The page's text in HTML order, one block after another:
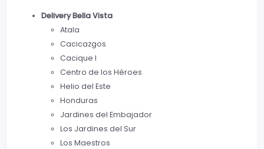
Delivery Bella Vista
Atala
Cacicazgos
Cacique I
Centro de los Héroes
Helio del Este
Honduras
Jardines del Embajador
Los Jardines del Sur
Los Maestros